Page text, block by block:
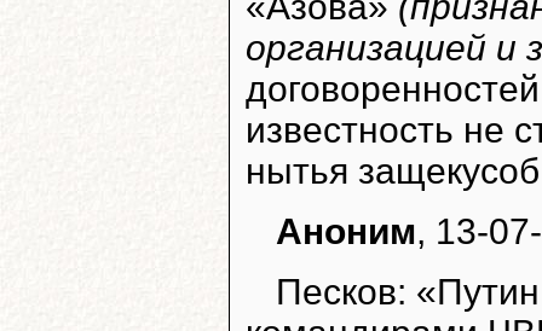
организацией и
известность не
нытья
Аноним, 13-
Песков: